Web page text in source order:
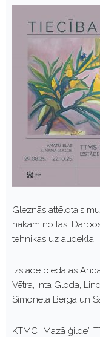
Gleznās attēlotais
nākam no tās.
tehnikas uz audekla.
Izstādē piedalās
Vētra, Inta Gloda,
Simoneta Berga un
KTMC “Mazā ģilde”